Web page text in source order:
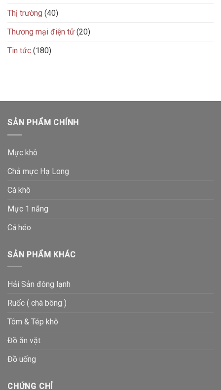
Thị trường (40)
Thương mại điện tử (20)
Tin tức (180)
SẢN PHẨM CHÍNH
Mực khô
Chả mực Hạ Long
Cá khô
Mực 1 nắng
Cá héo
SẢN PHẨM KHÁC
Hải Sản đông lạnh
Ruốc ( chà bông )
Tôm & Tép khô
Đồ ăn vặt
Đồ uống
CHỨNG CHỈ